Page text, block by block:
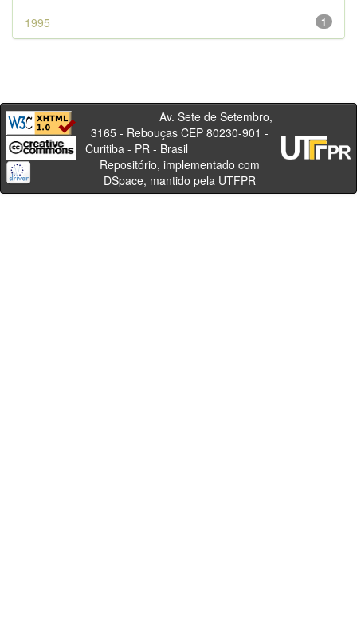
1
1995
Av. Sete de Setembro,
3165 - Rebouças CEP 80230-901 -
Curitiba - PR - Brasil
Repositório, implementado com
DSpace, mantido pela UTFPR